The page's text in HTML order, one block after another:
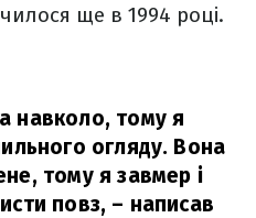
ще в 1994 році.
навколо, тому я
огляду. Вона
тому я завмер і
повз, – написав